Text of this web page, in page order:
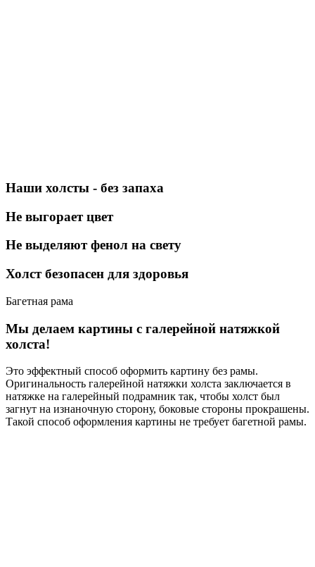
Наши холсты - без запаха
Не выгорает цвет
Не выделяют фенол на свету
Холст безопасен для здоровья
Багетная рама
Мы делаем картины с галерейной натяжкой
холста!
Это эффектный способ оформить картину без рамы.
Оригинальность галерейной натяжки холста заключается в
натяжке на галерейный подрамник так, чтобы холст был
загнут на изнаночную сторону, боковые стороны прокрашены.
Такой способ оформления картины не требует багетной рамы.